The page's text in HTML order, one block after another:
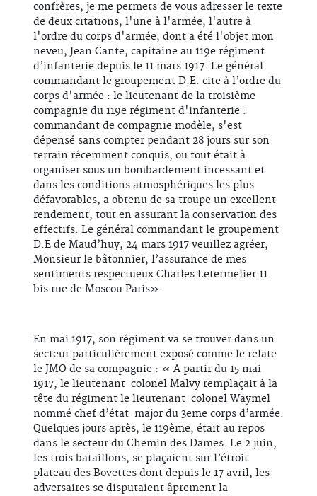
confrères, je me permets de vous adresser le texte
de deux citations, l'une à l'armée, l'autre à
l'ordre du corps d'armée, dont a été l'objet mon
neveu, Jean Cante, capitaine au 119e régiment
d’infanterie depuis le 11 mars 1917. Le général
commandant le groupement D.E. cite à l’ordre du
corps d'armée : le lieutenant de la troisième
compagnie du 119e régiment d'infanterie :
commandant de compagnie modèle, s'est
dépensé sans compter pendant 28 jours sur son
terrain récemment conquis, ou tout était à
organiser sous un bombardement incessant et
dans les conditions atmosphériques les plus
défavorables, a obtenu de sa troupe un excellent
rendement, tout en assurant la conservation des
effectifs. Le général commandant le groupement
D.E de Maud’huy, 24 mars 1917 veuillez agréer,
Monsieur le bâtonnier, l’assurance de mes
sentiments respectueux Charles Letermelier 11
bis rue de Moscou Paris».
En mai 1917, son régiment va se trouver dans un
secteur particulièrement exposé comme le relate
le JMO de sa compagnie : « A partir du 15 mai
1917, le lieutenant-colonel Malvy remplaçait à la
tête du régiment le lieutenant-colonel Waymel
nommé chef d’état-major du 3eme corps d’armée.
Quelques jours après, le 119ème, était au repos
dans le secteur du Chemin des Dames. Le 2 juin,
les trois bataillons, se plaçaient sur l’étroit
plateau des Bovettes dont depuis le 17 avril, les
adversaires se disputaient âprement la